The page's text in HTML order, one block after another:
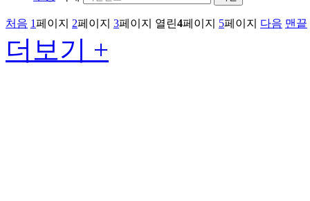
처음 1페이지 2페이지 3페이지 열린4페이지 5페이지 다음 맨끝
더보기 +